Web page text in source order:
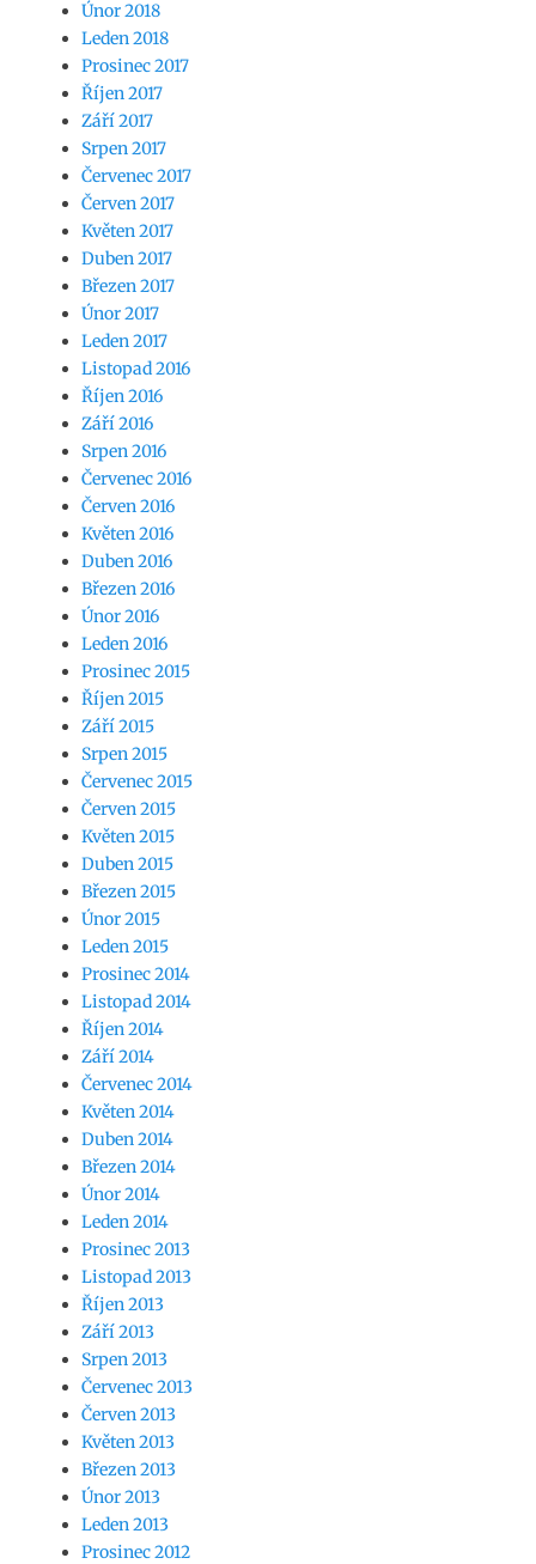
Únor 2018
Leden 2018
Prosinec 2017
Říjen 2017
Září 2017
Srpen 2017
Červenec 2017
Červen 2017
Květen 2017
Duben 2017
Březen 2017
Únor 2017
Leden 2017
Listopad 2016
Říjen 2016
Září 2016
Srpen 2016
Červenec 2016
Červen 2016
Květen 2016
Duben 2016
Březen 2016
Únor 2016
Leden 2016
Prosinec 2015
Říjen 2015
Září 2015
Srpen 2015
Červenec 2015
Červen 2015
Květen 2015
Duben 2015
Březen 2015
Únor 2015
Leden 2015
Prosinec 2014
Listopad 2014
Říjen 2014
Září 2014
Červenec 2014
Květen 2014
Duben 2014
Březen 2014
Únor 2014
Leden 2014
Prosinec 2013
Listopad 2013
Říjen 2013
Září 2013
Srpen 2013
Červenec 2013
Červen 2013
Květen 2013
Březen 2013
Únor 2013
Leden 2013
Prosinec 2012